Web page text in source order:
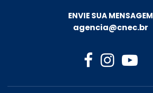
ENVIE SUA MENSAGEM
agencia@cnec.br